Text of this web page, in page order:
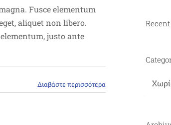
Fusce elementum
aliquet non libero.
justo ante
Διαβάστε περισσότερα